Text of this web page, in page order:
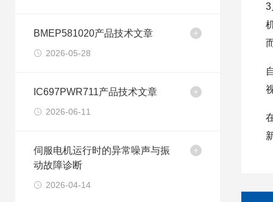
BMEP581020产品技术文章
2026-05-28
IC697PWR711产品技术文章
2026-06-11
伺服电机运行时的异常噪声与振
动故障诊断
2026-04-14
3